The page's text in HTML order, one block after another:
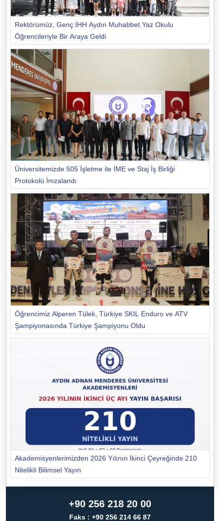
Rektörümüz, Genç İHH Aydın Muhabbet Yaz Okulu
Öğrencileriyle Bir Araya Geldi
Üniversitemizde 505 İşletme ile İME ve Staj İş Birliği
Protokolü İmzalandı
Öğrencimiz Alperen Tülek, Türkiye SKIL Enduro ve ATV
Şampiyonasında Türkiye Şampiyonu Oldu
Akademisyenlerimizden 2026 Yılının İkinci Çeyreğinde 210
Nitelikli Bilimsel Yayın
+90 256 218 20 00
Faks : +90 256 214 66 87